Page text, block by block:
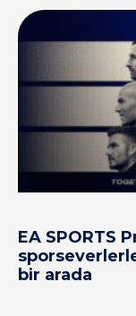
EA SPORTS
bir arada